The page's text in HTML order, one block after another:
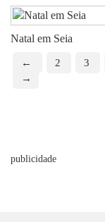
Natal em Seia
← 2 3
→
publicidade